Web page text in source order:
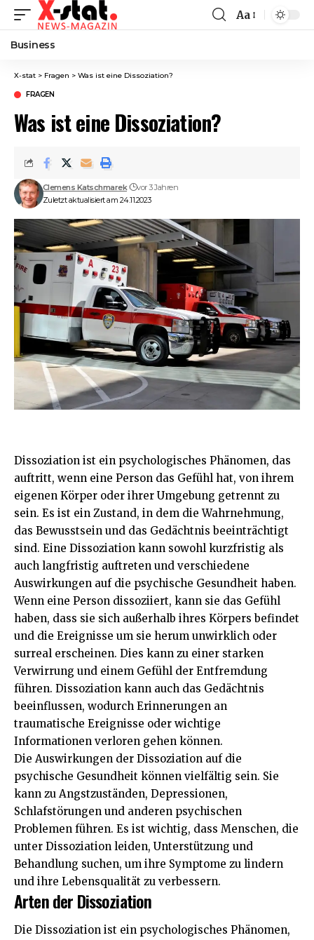
Font
Aa
Business
X-stat > Fragen > Was ist eine Dissoziation?
FRAGEN
Was ist eine Dissoziation?
Zuletzt aktualisiert am 24.11.2023
Clemens Katschmarek vor 3 Jahren
Dissoziation ist ein psychologisches Phänomen, das
auftritt, wenn eine Person das Gefühl hat, von ihrem
eigenen Körper oder ihrer Umgebung getrennt zu
sein. Es ist ein Zustand, in dem die Wahrnehmung,
das Bewusstsein und das Gedächtnis beeinträchtigt
sind. Eine Dissoziation kann sowohl kurzfristig als
auch langfristig auftreten und verschiedene
Auswirkungen auf die psychische Gesundheit haben.
Wenn eine Person dissoziiert, kann sie das Gefühl
haben, dass sie sich außerhalb ihres Körpers befindet
und die Ereignisse um sie herum unwirklich oder
surreal erscheinen. Dies kann zu einer starken
Verwirrung und einem Gefühl der Entfremdung
führen. Dissoziation kann auch das Gedächtnis
beeinflussen, wodurch Erinnerungen an
traumatische Ereignisse oder wichtige
Informationen verloren gehen können.
Die Auswirkungen der Dissoziation auf die
psychische Gesundheit können vielfältig sein. Sie
kann zu Angstzuständen, Depressionen,
Schlafstörungen und anderen psychischen
Problemen führen. Es ist wichtig, dass Menschen, die
unter Dissoziation leiden, Unterstützung und
Behandlung suchen, um ihre Symptome zu lindern
und ihre Lebensqualität zu verbessern.
Arten der Dissoziation
Die Dissoziation ist ein psychologisches Phänomen,